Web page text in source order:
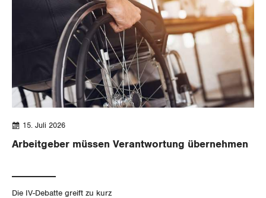
Arbeitgeber müssen Verantwortung übernehmen
15. Juli 2026
Die IV-Debatte greift zu kurz